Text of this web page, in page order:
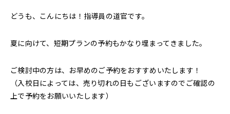
どうも、こんにちは！指導員の道官です。
夏に向けて、短期プランの予約もかなり埋まってきました。
ご検討中の方は、お早めのご予約をおすすめいたします！
（入校日によっては、売り切れの日もございますのでご確認の
上で予約をお願いいたします）